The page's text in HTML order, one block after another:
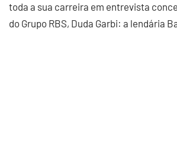
toda a sua carreira em entrevista
do Grupo RBS, Duda Garbi: a lendária